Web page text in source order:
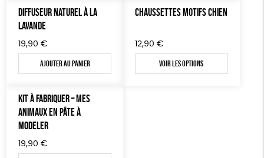
DIFFUSEUR NATUREL À LA
LAVANDE
19,90 €
Ajouter au panier
CHAUSSETTES MOTIFS CHIEN
12,90 €
Voir les options
KIT À FABRIQUER – MES
ANIMAUX EN PÂTE À
MODELER
19,90 €